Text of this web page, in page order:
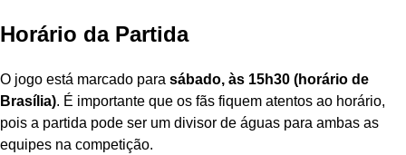
Horário da Partida
O jogo está marcado para sábado, às 15h30 (horário de
Brasília). É importante que os fãs fiquem atentos ao horário,
pois a partida pode ser um divisor de águas para ambas as
equipes na competição.